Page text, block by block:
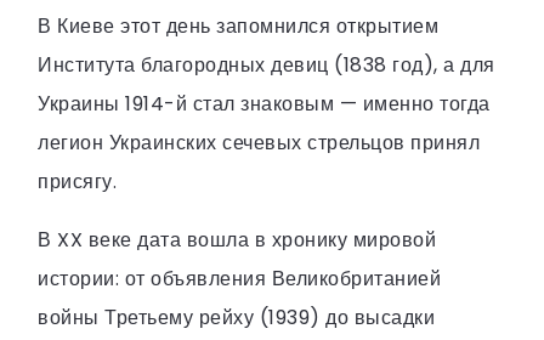
В Киеве этот день запомнился открытием
Института благородных девиц (1838 год), а для
Украины 1914-й стал знаковым — именно тогда
легион Украинских сечевых стрельцов принял
присягу.
В XX веке дата вошла в хронику мировой
истории: от объявления Великобританией
войны Третьему рейху (1939) до высадки